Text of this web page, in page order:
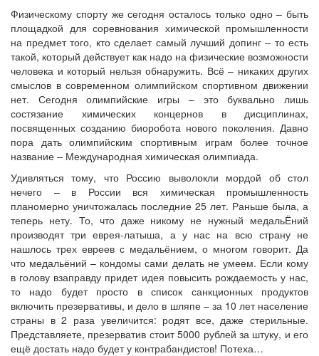
Физическому спорту же сегодня осталось только одно – быть
площадкой для соревнования химической промышленности
на предмет того, кто сделает самый лучший допинг – то есть
такой, который действует как надо на физические возможности
человека и который нельзя обнаружить. Всё – никаких других
смыслов в современном олимпийском спортивном движении
нет. Сегодня олимпийские игры – это буквально лишь
состязание химических концернов в дисциплинах,
посвященных созданию биоробота нового поколения. Давно
пора дать олимпийским спортивным играм более точное
название – Международная химическая олимпиада.
Удивляться тому, что Россию выволокли мордой об стол
нечего – в России вся химическая промышленность
планомерно уничтожалась последние 25 лет. Раньше была, а
теперь нету. То, что даже никому не нужный медальЁний
производят три еврея-латыша, а у нас на всю страну не
нашлось трех евреев с медальёнием, о многом говорит. Да
что медальёний – кондомы сами делать не умеем. Если кому
в голову взаправду придет идея повысить рождаемость у нас,
то надо будет просто в список санкционных продуктов
включить презервативы, и дело в шляпе – за 10 лет население
страны в 2 раза увеличится: родят все, даже стерильные.
Представляете, презерватив стоит 5000 рублей за штуку, и его
ещё достать надо будет у контрабандистов! Потеха…